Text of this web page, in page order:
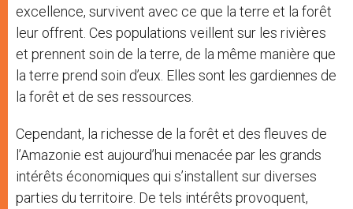
excellence, survivent avec ce que la terre et la forêt
leur offrent. Ces populations veillent sur les rivières
et prennent soin de la terre, de la même manière que
la terre prend soin d’eux. Elles sont les gardiennes de
la forêt et de ses ressources.
Cependant, la richesse de la forêt et des fleuves de
l’Amazonie est aujourd’hui menacée par les grands
intérêts économiques qui s’installent sur diverses
parties du territoire. De tels intérêts provoquent,